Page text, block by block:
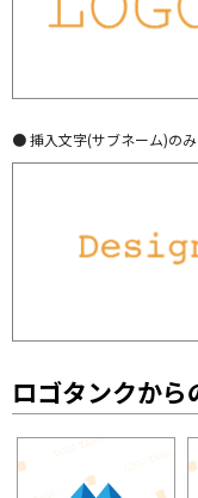
● 挿入文字(サブネーム)のみ
ロゴタンクか